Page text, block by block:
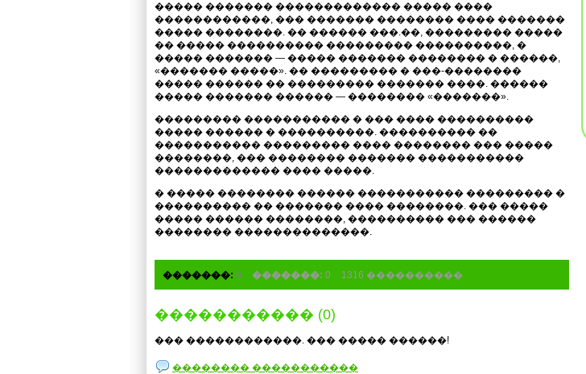
����� ������� ������������� ����� ����
������������, ��� ������� �������� ���� �������
����� ��������. �� ������ ���.��, ��������� �����
�� ����� ���������� ��������� ����������, �
����� ������� — ����� ������� �������� � ������,
«������� �����». �� ��������� � ���-��������
����� ������ �� ��������� ������� ����. ������
����� ������� ������ — �������� «�������».
��������� ����������� � ��� ���� ����������
����� ������ � ����������. ���������� ��
����������� ��������� ���� �������� ��� �����
��������, ��� �������� ������� �����������
������������� ���� �����.
� ����� �������� ������ ����������� ��������� �
���������� �� ������� ���� ��������. ��� �����
����� ������ ��������, ���������� ��� ������
�������� ��������������.
�������: 0 �������: 0 1316 ����������
����������� (0)
��� ������������. ��� ����� ������!
�������� �����������